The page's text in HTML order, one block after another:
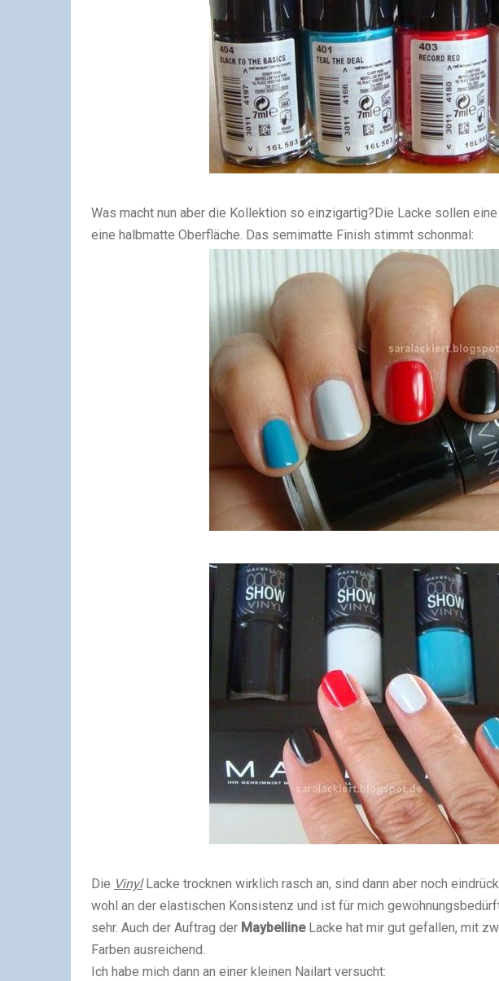
Was macht nun aber die Kollektion so einzigartig?Die Lacke sollen
eine halbmatte Oberfläche. Das semimatte Finish stimmt schonmal:
Die VinylLacke trocknen wirklich rasch an, sind dann aber noch
wohl an der elastischen Konsistenz und ist für mich
sehr. Auch der Auftrag der MaybellineLacke hat mir gut gefallen, mit
Farben ausreichend.
Ich habe mich dann an einer kleinen Nailart versucht: